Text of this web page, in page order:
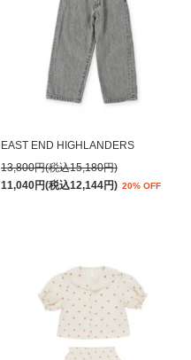
EAST END HIGHLANDERS
13,800円(税込15,180円)
11,040円(税込12,144円) 20% OFF